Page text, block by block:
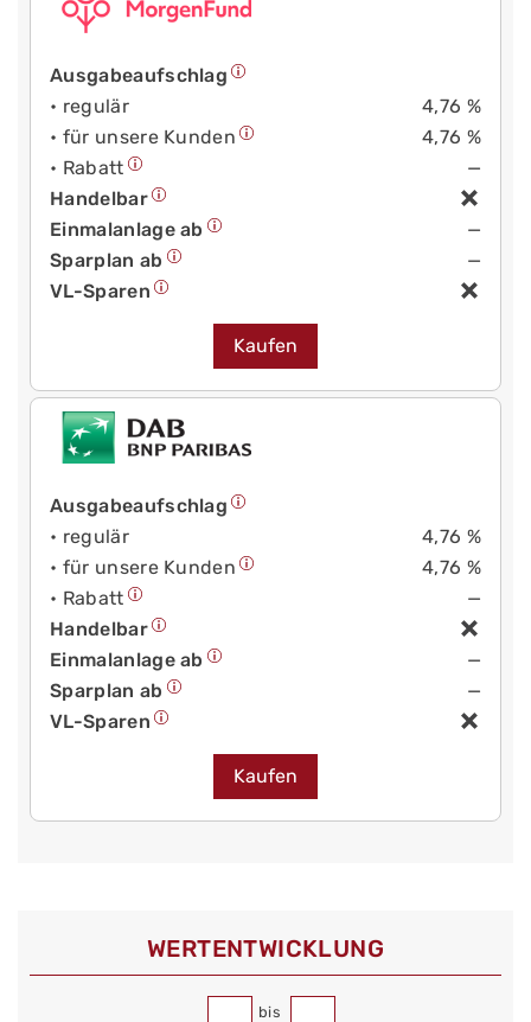
Ausgabeaufschlag
• regulär
4,76 %
• für unsere Kunden
4,76 %
• Rabatt
—
Handelbar
Einmalanlage ab
—
Sparplan ab
—
VL-Sparen
Kaufen
Ausgabeaufschlag
• regulär
4,76 %
• für unsere Kunden
4,76 %
• Rabatt
—
Handelbar
Einmalanlage ab
—
Sparplan ab
—
VL-Sparen
Kaufen
WERT­ENTWICKLUNG
bis